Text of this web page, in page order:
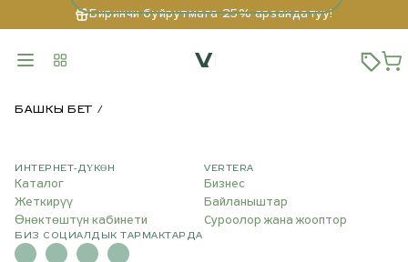
Биринчи буйрутмага 25% арзандатуу!
БАШКЫ БЕТ
ИНТЕРНЕТ-ДҮКӨН
Каталог
Жеткирүү
Өнөктөштүн кабинети
VERTERA
Бизнес
Байланыштар
Суроолор жана жооптор
БИЗ СОЦИАЛДЫК ТАРМАКТАРДА